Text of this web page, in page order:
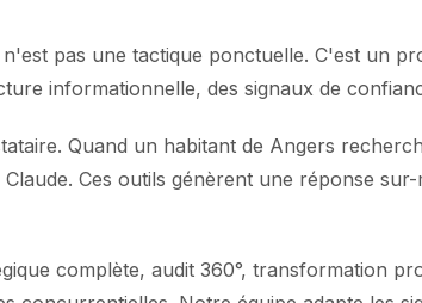
pas une tactique ponctuelle. C'est un
informationnelle, des signaux de
Quand un habitant de Angers
Ces outils génèrent une réponse
complète, audit 360°, transformation